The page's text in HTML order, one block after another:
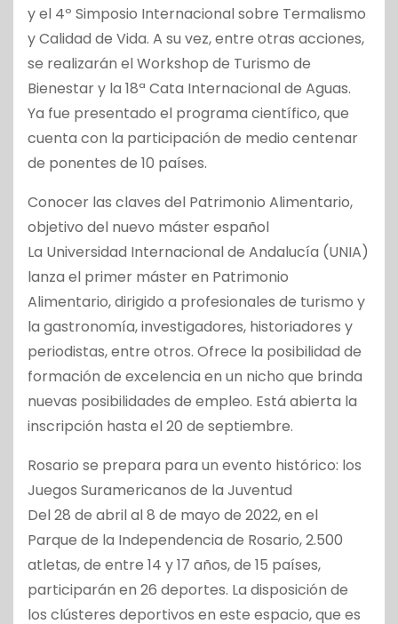
y el 4º Simposio Internacional sobre Termalismo
y Calidad de Vida. A su vez, entre otras acciones,
se realizarán el Workshop de Turismo de
Bienestar y la 18ª Cata Internacional de Aguas.
Ya fue presentado el programa científico, que
cuenta con la participación de medio centenar
de ponentes de 10 países.
Conocer las claves del Patrimonio Alimentario,
objetivo del nuevo máster español
La Universidad Internacional de Andalucía (UNIA)
lanza el primer máster en Patrimonio
Alimentario, dirigido a profesionales de turismo y
la gastronomía, investigadores, historiadores y
periodistas, entre otros. Ofrece la posibilidad de
formación de excelencia en un nicho que brinda
nuevas posibilidades de empleo. Está abierta la
inscripción hasta el 20 de septiembre.
Rosario se prepara para un evento histórico: los
Juegos Suramericanos de la Juventud
Del 28 de abril al 8 de mayo de 2022, en el
Parque de la Independencia de Rosario, 2.500
atletas, de entre 14 y 17 años, de 15 países,
participarán en 26 deportes. La disposición de
los clústeres deportivos en este espacio, que es